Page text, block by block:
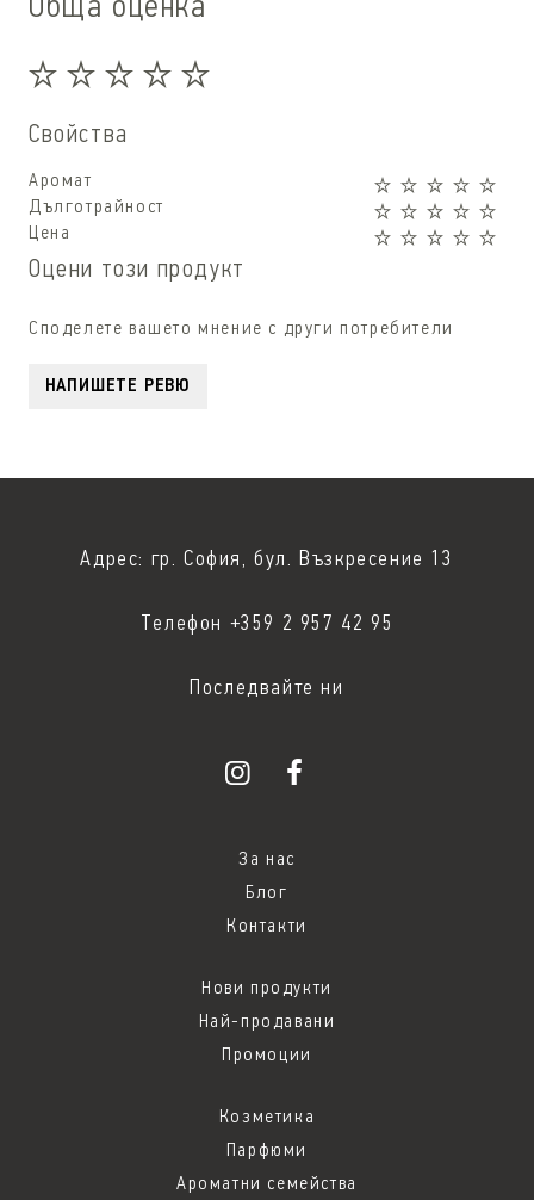
Обща оценка
Свойства
Аромат
Дълготрайност
Цена
Оцени този продукт
Споделете вашето мнение с други потребители
НАПИШЕТЕ РЕВЮ
Адрес: гр. София, бул. Възкресение 13
Телефон +359 2 957 42 95
Последвайте ни
За нас
Блог
Контакти
Нови продукти
Най-продавани
Промоции
Козметика
Парфюми
Ароматни семейства